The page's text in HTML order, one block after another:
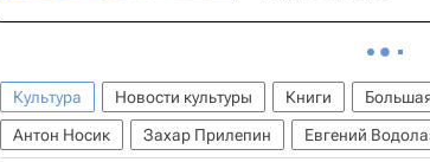
Культура Новости культуры Книги
Антон Носик
Захар Прилепин Евгений